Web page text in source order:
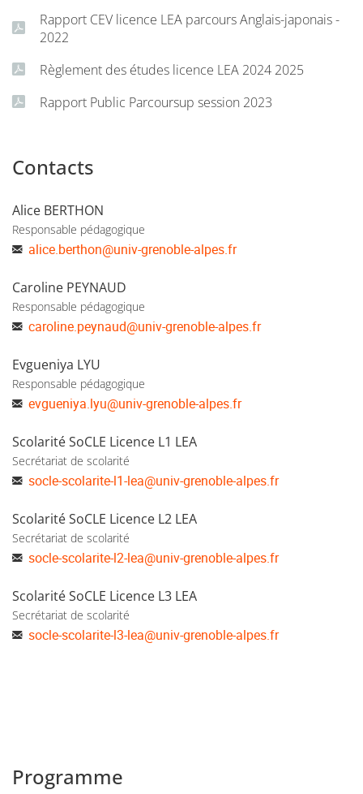
Rapport CEV licence LEA parcours Anglais-japonais -
2022
Règlement des études licence LEA 2024 2025
Rapport Public Parcoursup session 2023
Contacts
Alice BERTHON
Responsable pédagogique
alice.berthon@univ-grenoble-alpes.fr
Caroline PEYNAUD
Responsable pédagogique
caroline.peynaud@univ-grenoble-alpes.fr
Evgueniya LYU
Responsable pédagogique
evgueniya.lyu@univ-grenoble-alpes.fr
Scolarité SoCLE Licence L1 LEA
Secrétariat de scolarité
socle-scolarite-l1-lea@univ-grenoble-alpes.fr
Scolarité SoCLE Licence L2 LEA
Secrétariat de scolarité
socle-scolarite-l2-lea@univ-grenoble-alpes.fr
Scolarité SoCLE Licence L3 LEA
Secrétariat de scolarité
socle-scolarite-l3-lea@univ-grenoble-alpes.fr
Programme